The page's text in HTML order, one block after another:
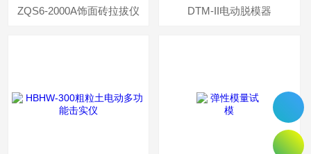
ZQS6-2000A饰面砖拉拔仪 DTM-II电动脱模器